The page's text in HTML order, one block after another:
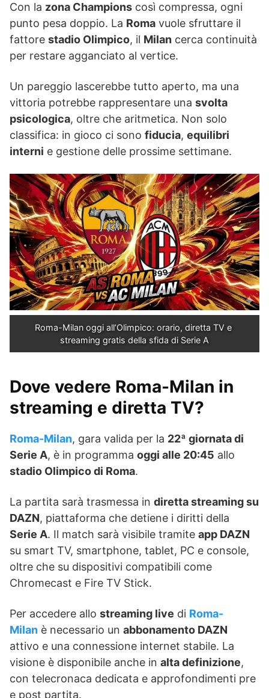
Con la zona Champions così compressa, ogni
punto pesa doppio. La Roma vuole sfruttare il
fattore stadio Olimpico, il Milan cerca continuità
per restare agganciato al vertice.
Un pareggio lascerebbe tutto aperto, ma una
vittoria potrebbe rappresentare una svolta
psicologica, oltre che aritmetica. Non solo
classifica: in gioco ci sono fiducia, equilibri
interni e gestione delle prossime settimane.
Roma-Milan oggi all’Olimpico: orario, diretta TV e
streaming gratis della sfida di Serie A
Dove vedere Roma-Milan in
streaming e diretta TV?
Roma-Milan, gara valida per la 22ª giornata di
Serie A, è in programma oggi alle 20:45 allo
stadio Olimpico di Roma.
La partita sarà trasmessa in diretta streaming su
DAZN, piattaforma che detiene i diritti della
Serie A. Il match sarà visibile tramite app DAZN
su smart TV, smartphone, tablet, PC e console,
oltre che su dispositivi compatibili come
Chromecast e Fire TV Stick.
Per accedere allo streaming live di Roma-
Milan è necessario un abbonamento DAZN
attivo e una connessione internet stabile. La
visione è disponibile anche in alta definizione,
con telecronaca dedicata e approfondimenti pre
e post partita.